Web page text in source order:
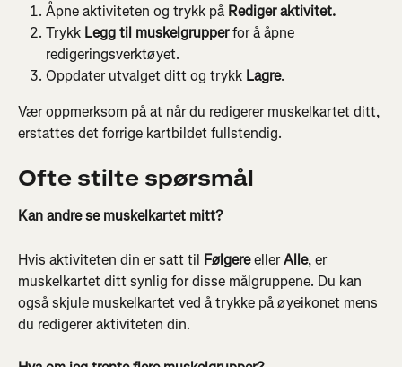
Åpne aktiviteten og trykk på Rediger aktivitet.
Trykk Legg til muskelgrupper for å åpne
redigeringsverktøyet.
Oppdater utvalget ditt og trykk Lagre.
Vær oppmerksom på at når du redigerer muskelkartet ditt,
erstattes det forrige kartbildet fullstendig.
Ofte stilte spørsmål
Kan andre se muskelkartet mitt?
Hvis aktiviteten din er satt til Følgere eller Alle, er
muskelkartet ditt synlig for disse målgruppene. Du kan
også skjule muskelkartet ved å trykke på øyeikonet mens
du redigerer aktiviteten din.